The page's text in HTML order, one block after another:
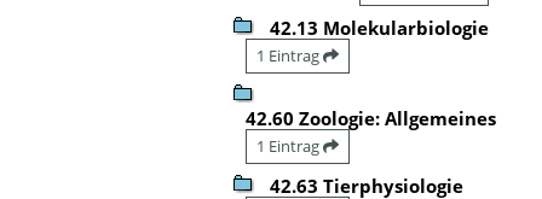
42.13 Molekularbiologie
1 Eintrag
42.60 Zoologie: Allgemeines
1 Eintrag
42.63 Tierphysiologie